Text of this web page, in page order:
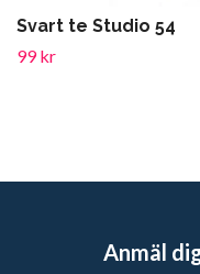
Svart te Studio 54
99 kr
Anmäl